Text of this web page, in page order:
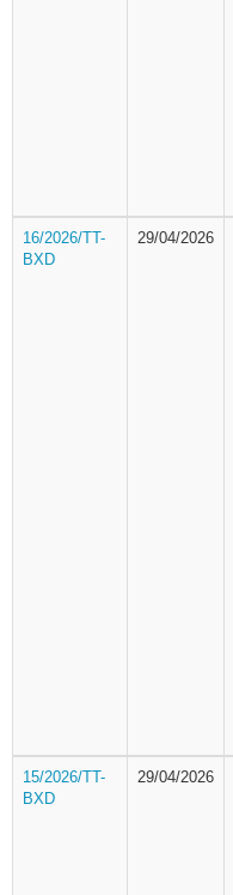
16/2026/TT-
BXD
29/04/2026
15/2026/TT-
BXD
29/04/2026